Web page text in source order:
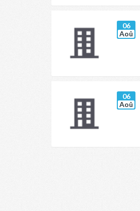
06
Aoû
06
Aoû